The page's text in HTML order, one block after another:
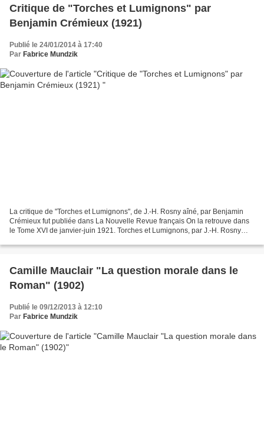
Critique de "Torches et Lumignons" par
Benjamin Crémieux (1921)
Publié le 24/01/2014 à 17:40
Par Fabrice Mundzik
La critique de "Torches et Lumignons", de J.-H. Rosny aîné, par Benjamin
Crémieux fut publiée dans La Nouvelle Revue français On la retrouve dans
le Tome XVI de janvier-juin 1921. Torches et Lumignons, par J.-H. Rosny
Camille Mauclair "La question morale dans le
Roman" (1902)
Publié le 09/12/2013 à 12:10
Par Fabrice Mundzik